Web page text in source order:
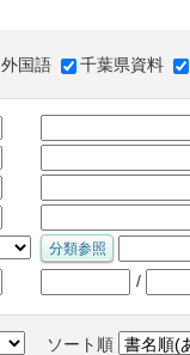
外国語 千葉県資料
/
ソート順